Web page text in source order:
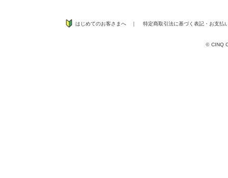
はじめてのお客さまへ ｜ 特定商取引法に基づく表記 ・ お支払
© CINQ